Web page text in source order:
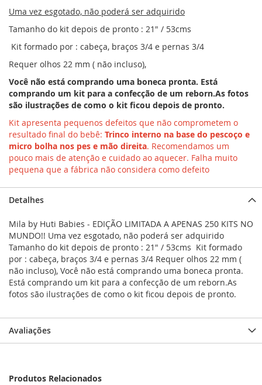
Uma vez esgotado, não poderá ser adquirido
Tamanho do kit depois de pronto : 21" / 53cms
Kit formado por : cabeça, braços 3/4 e pernas 3/4
Requer olhos 22 mm ( não incluso),
Você não está comprando uma boneca pronta. Está
comprando um kit para a confecção de um reborn.As fotos
são ilustrações de como o kit ficou depois de pronto.
Kit apresenta pequenos defeitos que não comprometem o
resultado final do bebê: Trinco interno na base do pescoço e
micro bolha nos pes e mão direita. Recomendamos um
pouco mais de atenção e cuidado ao aquecer. Falha muito
pequena que a fábrica não considera como defeito
Detalhes
Mila by Huti Babies - EDIÇÃO LIMITADA A APENAS 250 KITS NO
MUNDO!! Uma vez esgotado, não poderá ser adquirido
Tamanho do kit depois de pronto : 21" / 53cms Kit formado
por : cabeça, braços 3/4 e pernas 3/4 Requer olhos 22 mm (
não incluso), Você não está comprando uma boneca pronta.
Está comprando um kit para a confecção de um reborn.As
fotos são ilustrações de como o kit ficou depois de pronto.
Avaliações
Produtos Relacionados